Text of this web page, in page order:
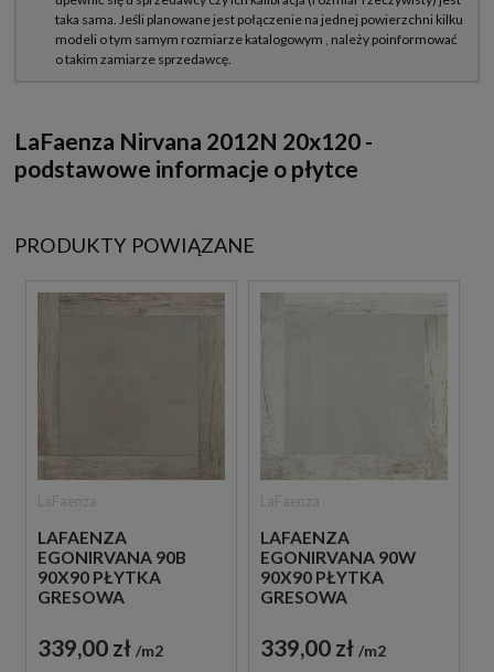
LaFaenza Nirvana 2012N 20x120 -
podstawowe informacje o płytce
PRODUKTY POWIĄZANE
LAFAENZA
EGONIRVANA 90B
90X90 PŁYTKA
GRESOWA
339,00 zł m2
LAFAENZA
EGONIRVANA 90W
90X90 PŁYTKA
GRESOWA
339,00 zł m2